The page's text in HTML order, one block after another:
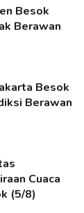
Besok
Berawan
Besok
Berawan
Cuaca
(5/8)